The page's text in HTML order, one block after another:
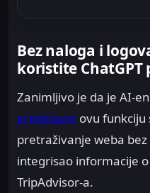
Bez naloga i
koristite ChatGPT
Zanimljivo je da je AI-
predstavio ovu funkciju
pretraživanje weba
integrisao informacije
TripAdvisor-a.